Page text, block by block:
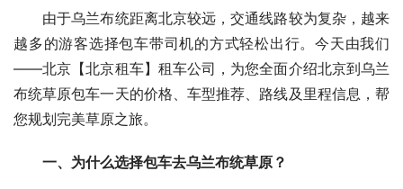
由于乌兰布统距离北京较远，交通线路较为复杂，越来
越多的游客选择包车带司机的方式轻松出行。今天由我们
——北京【北京租车】租车公司，为您全面介绍北京到乌兰
布统草原包车一天的价格、车型推荐、路线及里程信息，帮
您规划完美草原之旅。
一、为什么选择包车去乌兰布统草原？